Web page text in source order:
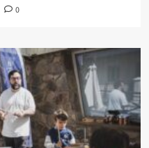
0